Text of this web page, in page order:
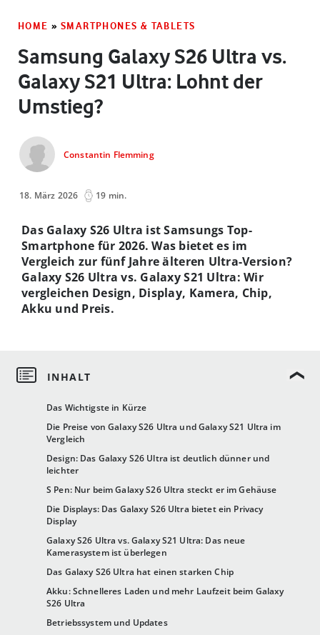
HOME » SMARTPHONES & TABLETS
Samsung Galaxy S26 Ultra vs.
Galaxy S21 Ultra: Lohnt der
Umstieg?
Constantin Flemming
18. März 2026 19 min.
Das Wichtigste in Kürze
Die Preise von Galaxy S26 Ultra und Galaxy S21 Ultra im
Vergleich
Design: Das Galaxy S26 Ultra ist deutlich dünner und
leichter
S Pen: Nur beim Galaxy S26 Ultra steckt er im Gehäuse
Die Displays: Das Galaxy S26 Ultra bietet ein Privacy
Display
Galaxy S26 Ultra vs. Galaxy S21 Ultra: Das neue
Kamerasystem ist überlegen
Das Galaxy S26 Ultra hat einen starken Chip
Akku: Schnelleres Laden und mehr Laufzeit beim Galaxy
S26 Ultra
Betriebssystem und Updates
Das Galaxy S26 Ultra ist Samsungs Top-
Smartphone für 2026. Was bietet es im
Vergleich zur fünf Jahre älteren Ultra-Version?
Galaxy S26 Ultra vs. Galaxy S21 Ultra: Wir
vergleichen Design, Display, Kamera, Chip,
Akku und Preis.